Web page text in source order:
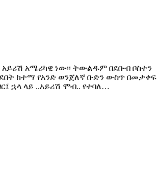
አሜሪካዊ ነው፡፡ ትውልዱም በደቡብ ቦስተን
ከተማ የአንድ ወንጀለኛ ቡድን ውስጥ በመታቀፍ
ኋላ ላይ ..አይሪሽ ሞብ.. የተባለ…